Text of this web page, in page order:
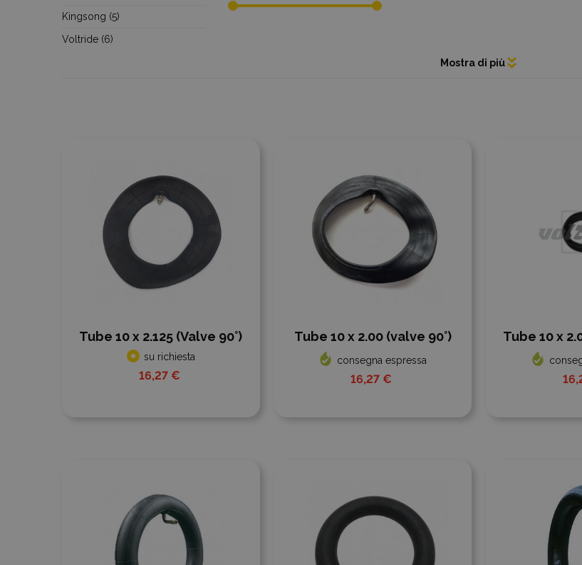
Kingsong (5)
Voltride (6)
Tube 10 x 2.125 (Valve 90°)
su richiesta
16,27 €
Tube 10 x 2.00 (valve 90°)
consegna espressa
16,27 €
Tube 10 x